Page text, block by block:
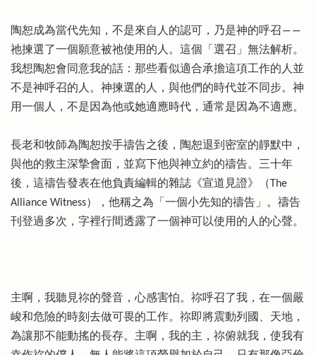
陶恕成為當代先知，不是來自人的認可，乃是神的呼召――
祂揀選了一個願意被祂使用的人。這個「選召」無法解析。
我想陶恕會同意我的話：那些看似適合承擔這項工作的人並
不是神呼召的人。神揀選的人，與他們的時代並不同步。神
用一個人，不是因為他或她適應時代，通常是因為不適應。
長老和牧師為陶恕按手禱告之後，陶恕退到密室的靜默中，
與他的救主深摯會面，並寫下他與神立約的禱告。三十年
後，這禱告發表在他負責編輯的雜誌《宣道見證》（The
Alliance Witness），他稱之為「一個小先知的禱告」。禱告
刊登過多次，字裡行間透露了一個神可以使用的人的心聲。
主啊，我聽見祢的聲音，心感害怕。祢呼召了我，在一個嚴
峻和危險的時刻去做可畏的工作。祢即將震動列國、天地，
為讓那不能動搖的長存。主啊，我的主，祢俯就我，使我有